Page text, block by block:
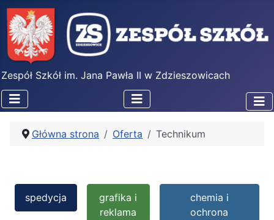
Zespół Szkół im. Jana Pawła II w Zdzieszowicach
Główna strona Oferta Technikum
spedycja
grafika i
reklama
chemia i
ochrona